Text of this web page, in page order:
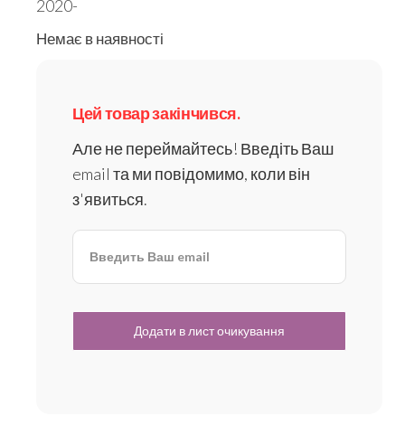
2020-
Немає в наявності
Цей товар закінчився.
Але не переймайтесь! Введіть Ваш
email та ми повідомимо, коли він
з'явиться.